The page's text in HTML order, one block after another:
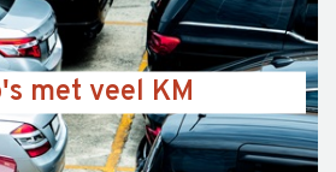
met veel KM